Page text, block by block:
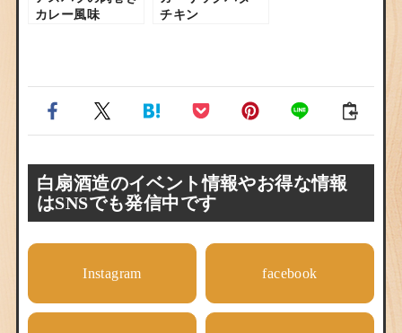
カレー風味
チキン
白扇酒造のイベント情報やお得な情報
はSNSでも発信中です
Instagram facebook